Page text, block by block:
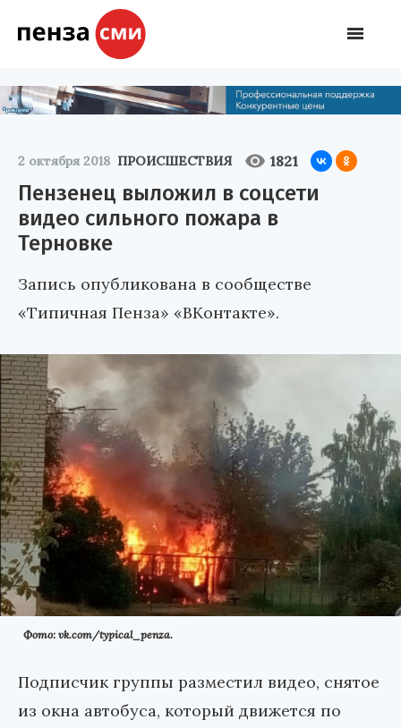
2 октября 2018 ПРОИСШЕСТВИЯ 1821
Пензенец выложил в соцсети
видео сильного пожара в
Терновке
Запись опубликована в сообществе
«Типичная Пенза» «ВКонтакте».
Фото: vk.com/typical_penza.
Подписчик группы разместил видео, снятое
из окна автобуса, который движется по